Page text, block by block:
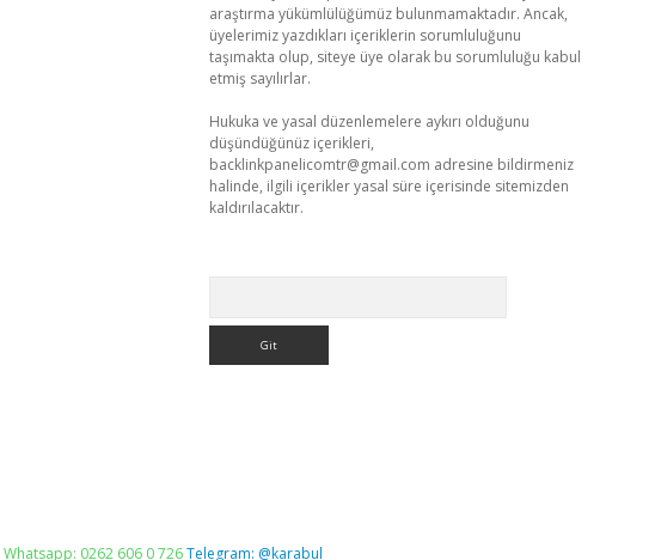
araştırma yükümlülüğümüz bulunmamaktadır. Ancak,
üyelerimiz yazdıkları içeriklerin sorumluluğunu
taşımakta olup, siteye üye olarak bu sorumluluğu kabul
etmiş sayılırlar.
Hukuka ve yasal düzenlemelere aykırı olduğunu
düşündüğünüz içerikleri,
backlinkpanelicomtr@gmail.com adresine bildirmeniz
halinde, ilgili içerikler yasal süre içerisinde sitemizden
kaldırılacaktır.
Whatsapp: 0262 606 0 726Telegram: @karabul